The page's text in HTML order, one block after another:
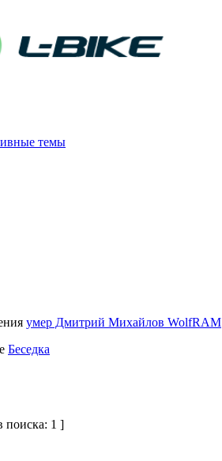
темы
умер Дмитрий Михайлов WolfRAM
Беседка
поиска: 1 ]